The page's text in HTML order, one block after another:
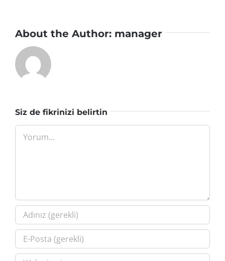
About the Author: manager
Siz de fikrinizi belirtin